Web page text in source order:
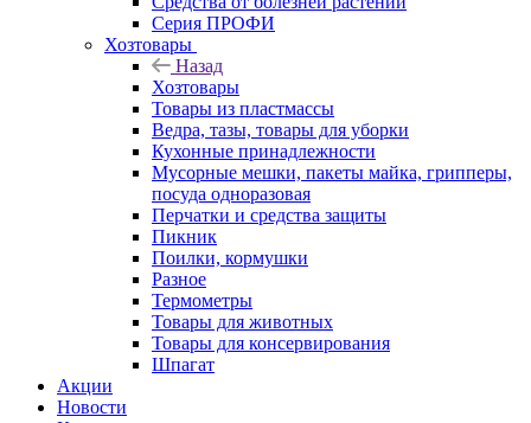
Серия ПРОФИ
Хозтовары
Назад
Хозтовары
Товары из пластмассы
Ведра, тазы, товары для уборки
Кухонные принадлежности
Мусорные мешки, пакеты майка, грипперы,
посуда одноразовая
Перчатки и средства защиты
Пикник
Поилки, кормушки
Разное
Термометры
Товары для животных
Товары для консервирования
Шпагат
Акции
Новости